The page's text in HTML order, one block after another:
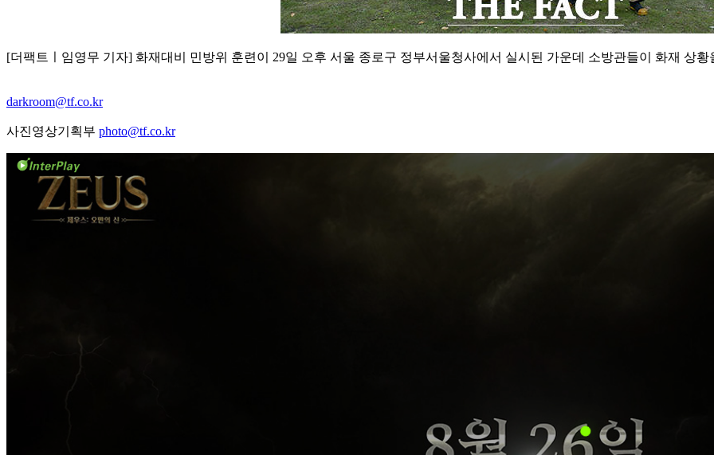
[더팩트ㅣ임영무 기자] 화재대비 민방위 훈련이 29일 오후 서울 종로구 정부서울청사에서 실시된 가운데 소방관들이 화재 상
darkroom@tf.co.kr
사진영상기획부 photo@tf.co.kr